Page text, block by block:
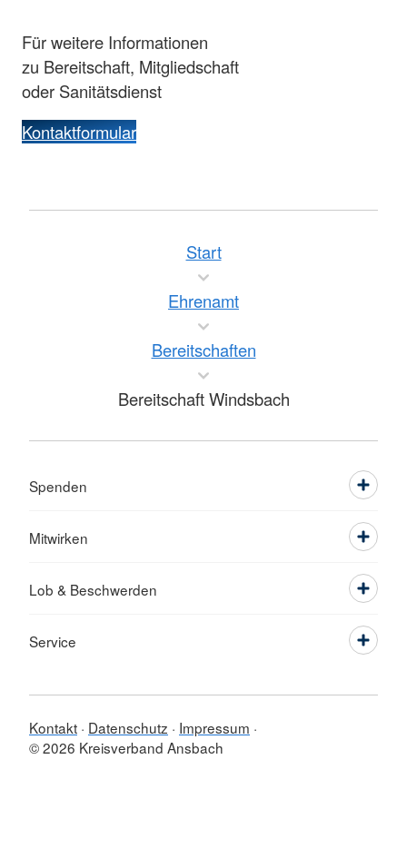
Für weitere Informationen
zu Bereitschaft, Mitgliedschaft
oder Sanitätsdienst
Kontaktformular
Start
Ehrenamt
Bereitschaften
Bereitschaft Windsbach
Spenden
Mitwirken
Lob & Beschwerden
Service
Kontakt Datenschutz
Impressum
© 2026 Kreisverband Ansbach